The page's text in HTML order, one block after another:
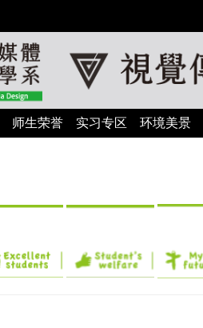
师生荣誉 实习专区 环境美景